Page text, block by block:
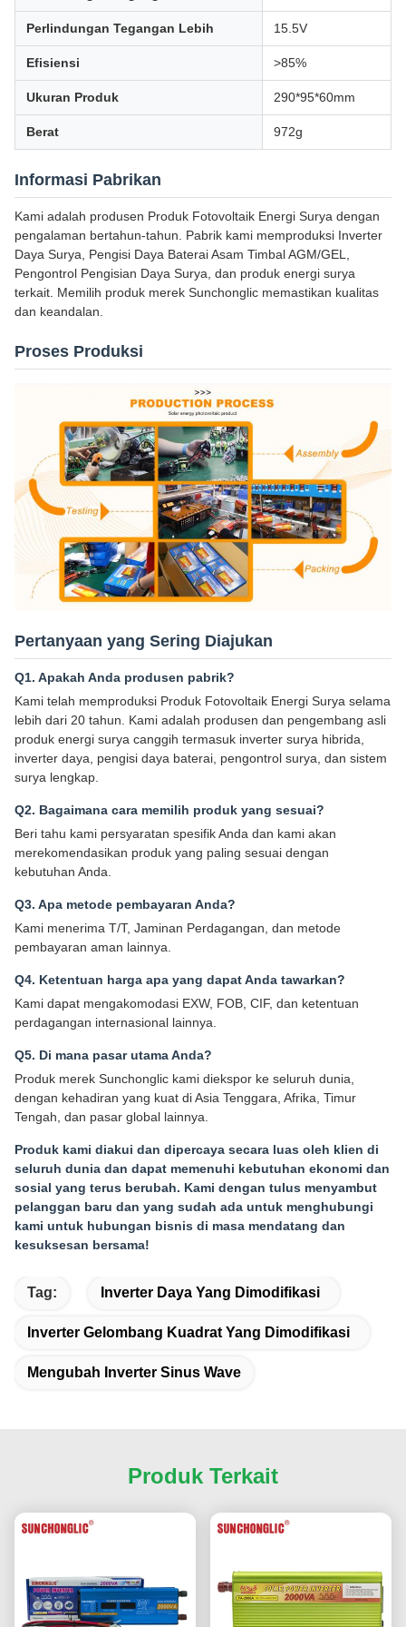
Perlindungan Tegangan Lebih 15.5V
Efisiensi >85%
Ukuran Produk 290*95*60mm
Berat 972g
Informasi Pabrikan
Kami adalah produsen Produk Fotovoltaik Energi Surya dengan
pengalaman bertahun-tahun. Pabrik kami memproduksi Inverter
Daya Surya, Pengisi Daya Baterai Asam Timbal AGM/GEL,
Pengontrol Pengisian Daya Surya, dan produk energi surya
terkait. Memilih produk merek Sunchonglic memastikan kualitas
dan keandalan.
Proses Produksi
Pertanyaan yang Sering Diajukan
Q1. Apakah Anda produsen pabrik?
Kami telah memproduksi Produk Fotovoltaik Energi Surya selama
lebih dari 20 tahun. Kami adalah produsen dan pengembang asli
produk energi surya canggih termasuk inverter surya hibrida,
inverter daya, pengisi daya baterai, pengontrol surya, dan sistem
surya lengkap.
Q2. Bagaimana cara memilih produk yang sesuai?
Beri tahu kami persyaratan spesifik Anda dan kami akan
merekomendasikan produk yang paling sesuai dengan
kebutuhan Anda.
Q3. Apa metode pembayaran Anda?
Kami menerima T/T, Jaminan Perdagangan, dan metode
pembayaran aman lainnya.
Q4. Ketentuan harga apa yang dapat Anda tawarkan?
Kami dapat mengakomodasi EXW, FOB, CIF, dan ketentuan
perdagangan internasional lainnya.
Q5. Di mana pasar utama Anda?
Produk merek Sunchonglic kami diekspor ke seluruh dunia,
dengan kehadiran yang kuat di Asia Tenggara, Afrika, Timur
Tengah, dan pasar global lainnya.
Produk kami diakui dan dipercaya secara luas oleh klien di
seluruh dunia dan dapat memenuhi kebutuhan ekonomi dan
sosial yang terus berubah. Kami dengan tulus menyambut
pelanggan baru dan yang sudah ada untuk menghubungi
kami untuk hubungan bisnis di masa mendatang dan
kesuksesan bersama!
Tag: Inverter Daya Yang Dimodifikasi
Inverter Gelombang Kuadrat Yang Dimodifikasi
Mengubah Inverter Sinus Wave
Produk Terkait